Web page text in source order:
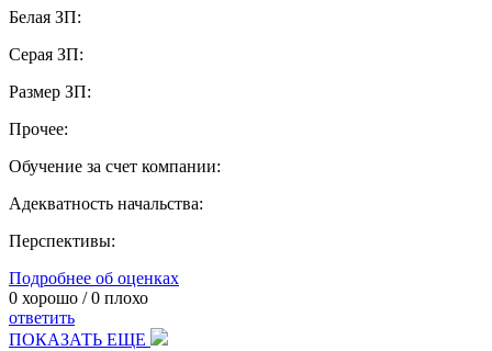
Белая ЗП:
Серая ЗП:
Размер ЗП:
Прочее:
Обучение за счет компании:
Адекватность начальства:
Перспективы:
Подробнее об оценках
0 хорошо /0 плохо
ответить
ПОКАЗАТЬ ЕЩЕ